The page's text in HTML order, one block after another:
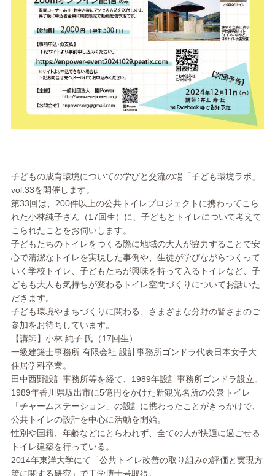
子どもの成育環境についての学びと交流の場「子ども環境ラボ」
vol.33を開催します。
第33回は、200件以上の公共トイレプロジェクトに携わってこ ら
れた小林純子さん（17回生）に、子どもとトイレについて考えて
こられたこ とをお伺いします。
子どもたちのトイレをつくる際に地域の大人が協力することで安
心で清潔なトイレを実現した事例や、生徒が学びながらつくって
いく 学校トイレ、子どもたちが興味を持って入るトイレなど、子
どもも大人も気持ちが変わるトイレ空間づくりについてお話いた
だきます。
子ども環境やまちづくりに関わる、さまざまな分野の皆さまのご
参加をお待ちしています。
【講師】小林 純子 氏（17回生）
一級建築士事務所 有限会社 設計事務所ゴンドラ代表日本女子大
住居学科卒業。
田中西野設計事務所等を経て、1989年設計事務所ゴンドラ設立。
1989年香川県坂出市に5億円をかけた新観光名所の公衆トイレ
「チャームステーション」の設計に携わったことがきっかけで、
公共トイレの設計を中心に活動を開始。
性別や国籍、年齢などにとらわれず、全ての人が快適に過ごせる
ト イレ建築を行っている。
2014年東洋大学にて「公共トイレ改善の取り組みの評価と実現方
策に関する研究」で工学博士号取得。